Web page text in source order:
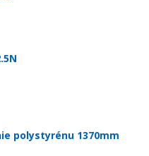
polystyrénu 1370mm